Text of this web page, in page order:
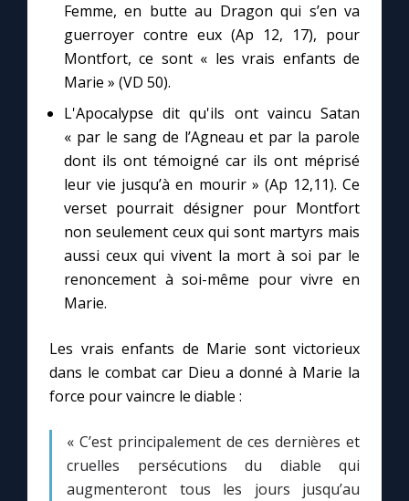
Femme, en butte au Dragon qui s’en va
guerroyer contre eux (Ap 12, 17), pour
Montfort, ce sont « les vrais enfants de
Marie » (VD 50).
L'Apocalypse dit qu'ils ont vaincu Satan
« par le sang de l’Agneau et par la parole
dont ils ont témoigné car ils ont méprisé
leur vie jusqu’à en mourir » (Ap 12,11). Ce
verset pourrait désigner pour Montfort
non seulement ceux qui sont martyrs mais
aussi ceux qui vivent la mort à soi par le
renoncement à soi-même pour vivre en
Marie.
Les vrais enfants de Marie sont victorieux
dans le combat car Dieu a donné à Marie la
force pour vaincre le diable :
« C’est principalement de ces dernières et
cruelles persécutions du diable qui
augmenteront tous les jours jusqu’au